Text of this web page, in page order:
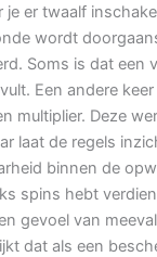
je er twaalf
wordt
Soms is dat een
Een andere
multiplier. Deze
laat de regels
binnen de
spins hebt
gevoel van
dat als een